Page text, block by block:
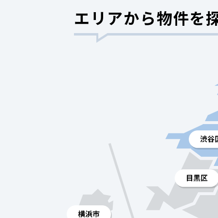
エリアから物件を